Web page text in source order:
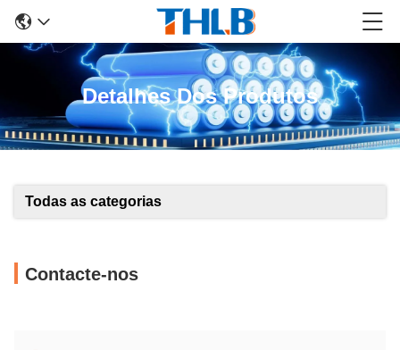
Detalhes Dos Produtos
Todas as categorias
Contacte-nos